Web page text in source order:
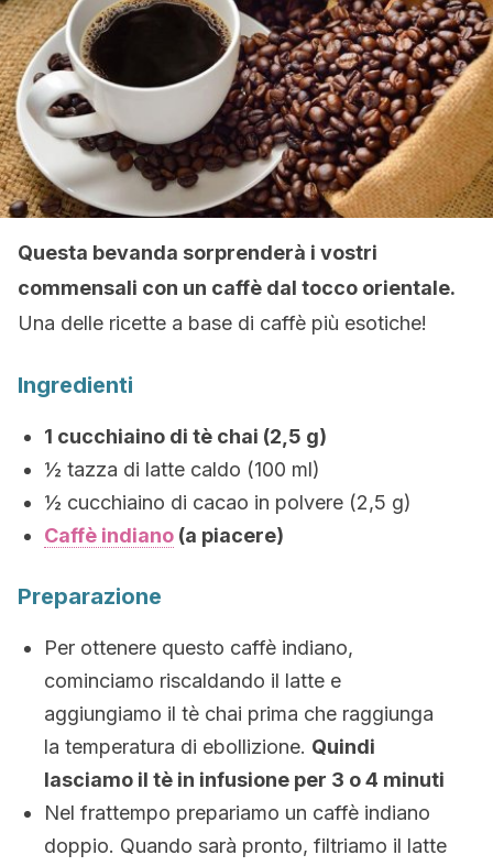
Questa bevanda sorprenderà i vostri
commensali con un caffè dal tocco orientale.
Una delle ricette a base di caffè più esotiche!
Ingredienti
1 cucchiaino di tè chai (2,5 g)
½ tazza di latte caldo (100 ml)
½ cucchiaino di cacao in polvere (2,5 g)
Caffè indiano (a piacere)
Preparazione
Per ottenere questo caffè indiano,
cominciamo riscaldando il latte e
aggiungiamo il tè chai prima che raggiunga
la temperatura di ebollizione. Quindi
lasciamo il tè in infusione per 3 o 4 minuti
Nel frattempo prepariamo un caffè indiano
doppio. Quando sarà pronto, filtriamo il latte